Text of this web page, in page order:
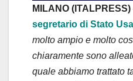
MILANO (ITALPRESS)
segretario di Stato
molto ampio e molto
chiaramente sono
quale abbiamo trattato